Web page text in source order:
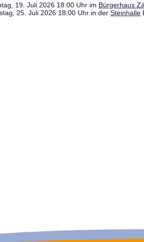
19. Juli 2026 18:00 Uhr im Bürgerhaus
25. Juli 2026 18:00 Uhr in derSteinhalle